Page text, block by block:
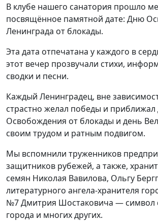
В клубе нашего санатория прошло
посвящённое памятной дате: Дню
Ленинграда от блокады.
Эта дата отпечатана у каждого в
этот вечер прозвучали стихи,
сводки и песни.
Каждый Ленинградец, вне
страстно желал победы и приближал
Освобождения от блокады и день
своим трудом и ратным подвигом.
Мы вспомнили труженников
защитников рубежей, а также,
семян Николая Вавилова, Ольгу
литературного ангела-хранителя
№7 Дмитрия Шостаковича — символ
города и многих других.